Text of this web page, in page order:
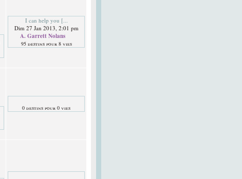
I can help you [...
Dim 27 Jan 2013, 2:01 pm
A. Garrett Nolans
95 destins pour 8 vies
0 destins pour 0 vies